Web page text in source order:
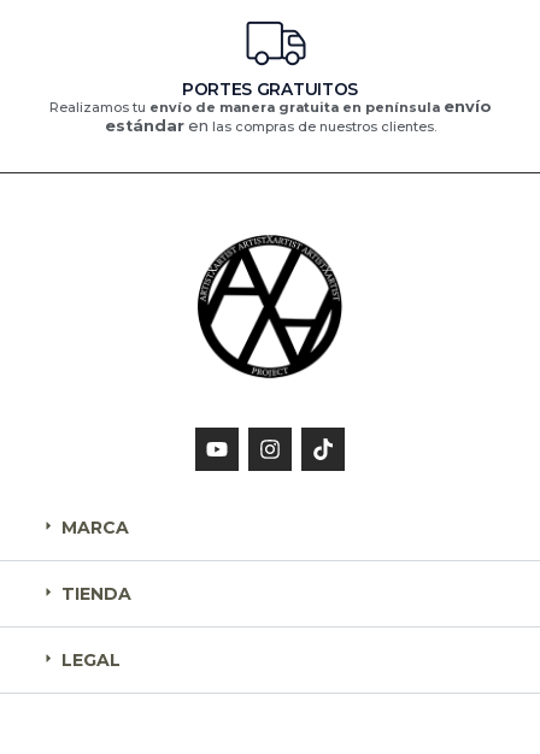
PORTES GRATUITOS
Realizamos tu envío de manera gratuita en península envío
estándaren las compras de nuestros clientes.
MARCA
TIENDA
LEGAL